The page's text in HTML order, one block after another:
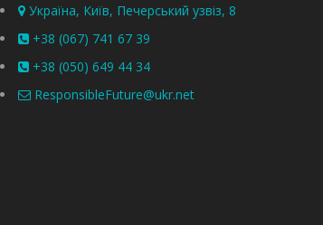
Україна, Київ, Печерський узвіз, 8
+38 (067) 741 67 39
+38 (050) 649 44 34
ResponsibleFuture@ukr.net